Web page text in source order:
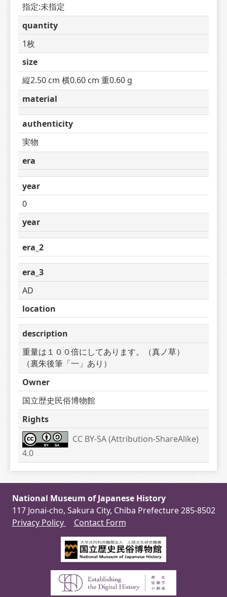
指定:未指定
quantity
1枚
size
縦2.50 cm 横0.60 cm 重0.60 g
material
authenticity
実物
era
year
0
year
era_2
era_3
AD
location
description
重量は１００倍にしてあります。（真ノ草）
（裏朱後筆「一」あり）
Owner
国立歴史民俗博物館
Rights
CC BY-SA (Attribution-ShareAlike)
4.0
National Museum of Japanese History
117 Jonai-cho, Sakura City, Chiba Prefecture 285-8502
Privacy Policy
Contact Form